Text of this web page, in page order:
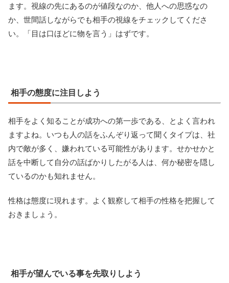
ます。視線の先にあるのが値段なのか、他人への思惑なの
か、世間話しながらでも相手の視線をチェックしてくださ
い。「目は口ほどに物を言う」はずです。
相手の態度に注目しよう
相手をよく知ることが成功への第一歩である、とよく言われ
ますよね。いつも人の話をふんぞり返って聞くタイプは、社
内で敵が多く、嫌われている可能性があります。せかせかと
話を中断して自分の話ばかりしたがる人は、何か秘密を隠し
ているのかも知れません。
性格は態度に現れます。よく観察して相手の性格を把握して
おきましょう。
相手が望んでいる事を先取りしよう